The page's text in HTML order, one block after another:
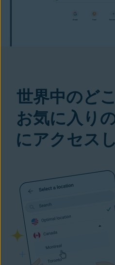
世界中のど
お気に入り
にアクセス